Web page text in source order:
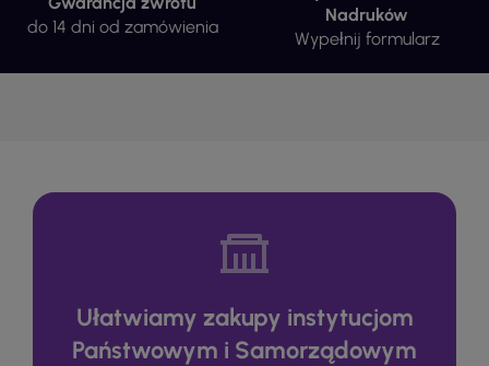
do 14 dni od zamówienia
Nadruków
Wypełnij formularz
Ułatwiamy zakupy instytucjom
Państwowym i Samorządowym